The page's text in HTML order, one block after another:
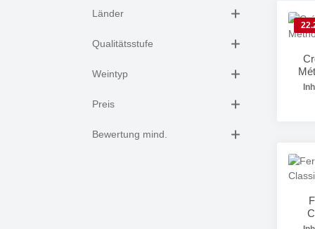
Länder
Qualitätsstufe
Weintyp
Preis
Bewertung mind.